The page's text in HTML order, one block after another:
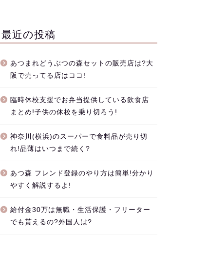
最近の投稿
あつまれどうぶつの森セットの販売店は?大
阪で売ってる店はココ!
臨時休校支援でお弁当提供している飲食店
まとめ!子供の休校を乗り切ろう!
神奈川(横浜)のスーパーで食料品が売り切
れ!品薄はいつまで続く?
あつ森 フレンド登録のやり方は簡単!分かり
やすく解説するよ!
給付金30万は無職・生活保護・フリーター
でも貰えるの?外国人は?